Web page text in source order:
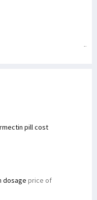
pill cost
dosage price of